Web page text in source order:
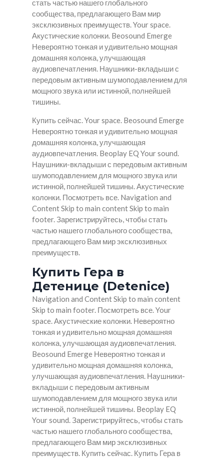
стать частью нашего глобального
сообщества, предлагающего Вам мир
эксклюзивных преимуществ. Your space.
Акустические колонки. Beosound Emerge
Невероятно тонкая и удивительно мощная
домашняя колонка, улучшающая
аудиовпечатления. Наушники-вкладыши с
передовым активным шумоподавлением для
мощного звука или истинной, полнейшей
тишины.
Купить сейчас. Your space. Beosound Emerge
Невероятно тонкая и удивительно мощная
домашняя колонка, улучшающая
аудиовпечатления. Beoplay EQ Your sound.
Наушники-вкладыши с передовым активным
шумоподавлением для мощного звука или
истинной, полнейшей тишины. Акустические
колонки. Посмотреть все. Navigation and
Content Skip to main content Skip to main
footer. Зарегистрируйтесь, чтобы стать
частью нашего глобального сообщества,
предлагающего Вам мир эксклюзивных
преимуществ.
Купить Гера в
Детенице (Detenice)
Navigation and Content Skip to main content
Skip to main footer. Посмотреть все. Your
space. Акустические колонки. Невероятно
тонкая и удивительно мощная домашняя
колонка, улучшающая аудиовпечатления.
Beosound Emerge Невероятно тонкая и
удивительно мощная домашняя колонка,
улучшающая аудиовпечатления. Наушники-
вкладыши с передовым активным
шумоподавлением для мощного звука или
истинной, полнейшей тишины. Beoplay EQ
Your sound. Зарегистрируйтесь, чтобы стать
частью нашего глобального сообщества,
предлагающего Вам мир эксклюзивных
преимуществ. Купить сейчас. Купить Гера в